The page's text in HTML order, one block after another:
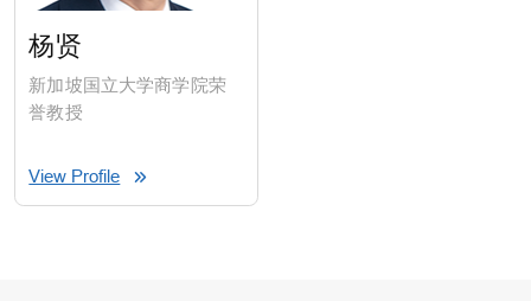
杨贤
新加坡国立大学商学院荣
誉教授
View Profile